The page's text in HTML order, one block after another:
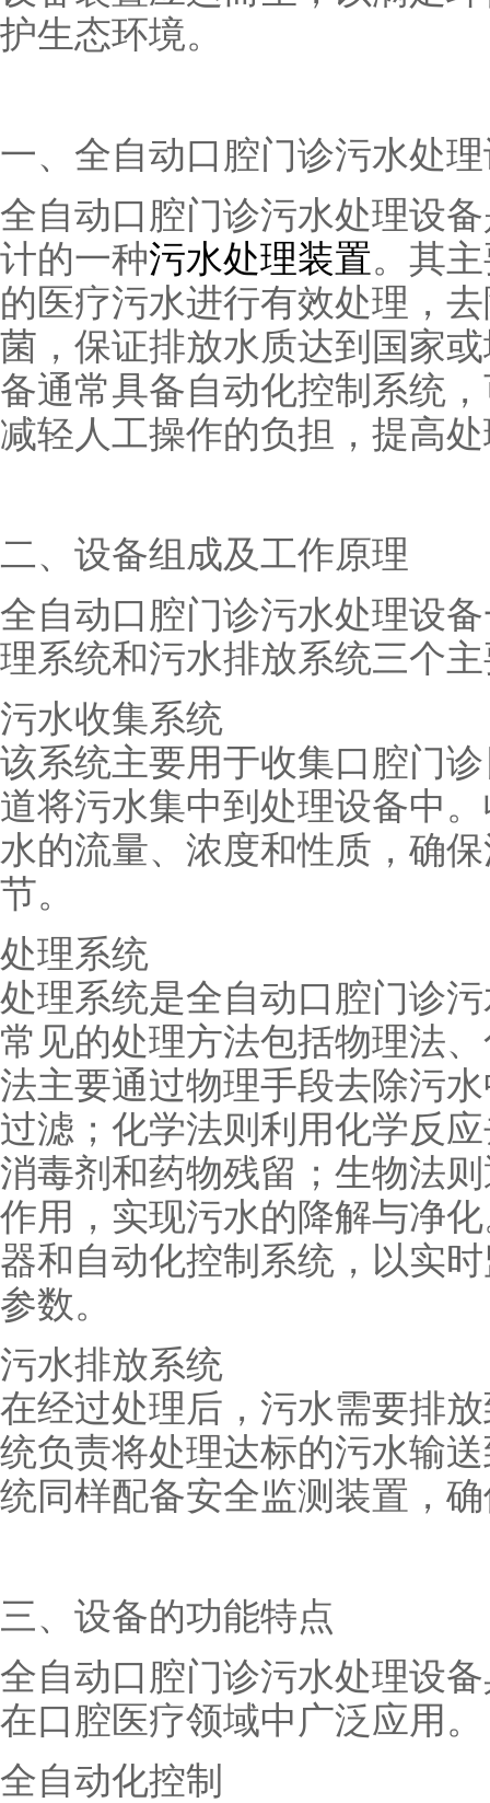
护生态环境。
一、全自动口腔门诊污水处
全自动口腔门诊污水处理设
计的一种污水处理装置。其
的医疗污水进行有效处理，
菌，保证排放水质达到国家
备通常具备自动化控制系统
减轻人工操作的负担，提高
二、设备组成及工作原理
全自动口腔门诊污水处理设
理系统和污水排放系统三个
污水收集系统
该系统主要用于收集口腔门
道将污水集中到处理设备中
水的流量、浓度和性质，确
节。
处理系统
处理系统是全自动口腔门诊
常见的处理方法包括物理法
法主要通过物理手段去除污
过滤；化学法则利用化学反
消毒剂和药物残留；生物法
作用，实现污水的降解与净
器和自动化控制系统，以实
参数。
污水排放系统
在经过处理后，污水需要排
统负责将处理达标的污水输
统同样配备安全监测装置，
三、设备的功能特点
全自动口腔门诊污水处理设
在口腔医疗领域中广泛应用。
全自动化控制